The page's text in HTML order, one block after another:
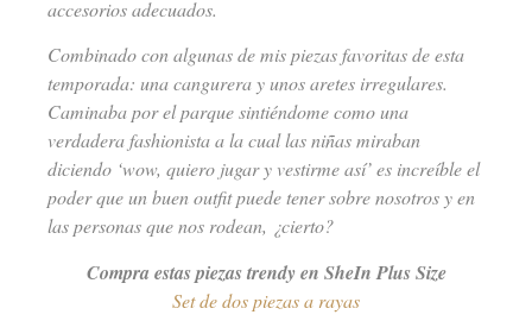
accesorios adecuados.
Combinado con algunas de mis piezas favoritas de esta
temporada: una cangurera y unos aretes irregulares.
Caminaba por el parque sintiéndome como una
verdadera fashionista a la cual las niñas miraban
diciendo ‘wow, quiero jugar y vestirme así’ es increíble el
poder que un buen outfit puede tener sobre nosotros y en
las personas que nos rodean, ¿cierto?
Compra estas piezas trendy en SheIn Plus Size
Set de dos piezas a rayas